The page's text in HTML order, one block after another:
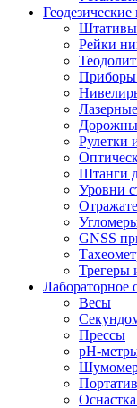
Штативы
Рейки
Приборы
Рулетки
Штанги
Уровни
GNSS
Трегеры
Лабораторное
Весы
Прессы
pH-